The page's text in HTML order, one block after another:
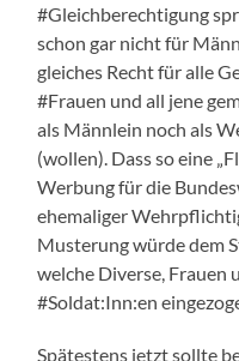
#Gleichberechtigung
schon gar nicht für
gleiches Recht für alle
#Frauen und all jene
als Männlein noch als
(wollen). Dass so eine
Werbung für die
ehemaliger
Musterung würde dem
welche Diverse, Frauen
#Soldat:Inn:en
Spätestens jetzt sollte